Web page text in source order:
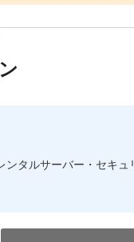
ドメイン一括検索
WHOIS検索
バリュードメインAPI
おすすめ One レンタルサ
以下でも
おすすめ One レンタルサ
以下で
タルサーバー・セキュ